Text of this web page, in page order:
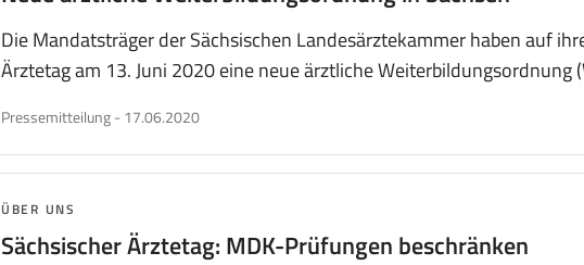
Die Mandatsträger der Sächsischen Landesärztekammer haben auf
Ärztetag am 13. Juni 2020 eine neue ärztliche Weiterbildungsordnung
Pressemitteilungveröffentlicht
- 17.06.2020
Sächsischer Ärztetag: MDK-Prüfungen beschränken
THEMA:
ÜBER UNS